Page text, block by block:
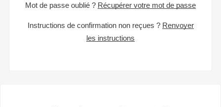
Mot de passe oublié ? Récupérer votre mot de passe
Instructions de confirmation non reçues ? Renvoyer
les instructions